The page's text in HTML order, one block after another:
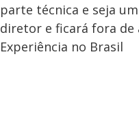
parte técnica e seja
diretor e ficará fora de
Experiência no Brasil